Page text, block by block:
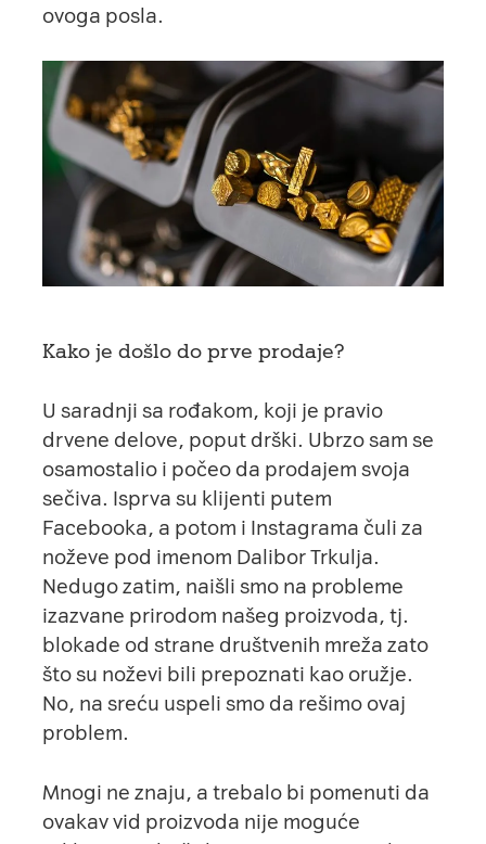
ovoga posla.
Kako je došlo do prve prodaje?
U saradnji sa rođakom, koji je pravio
drvene delove, poput drški. Ubrzo sam se
osamostalio i počeo da prodajem svoja
sečiva. Isprva su klijenti putem
Facebooka, a potom i Instagrama čuli za
noževe pod imenom Dalibor Trkulja.
Nedugo zatim, naišli smo na probleme
izazvane prirodom našeg proizvoda, tj.
blokade od strane društvenih mreža zato
što su noževi bili prepoznati kao oružje.
No, na sreću uspeli smo da rešimo ovaj
problem.
Mnogi ne znaju, a trebalo bi pomenuti da
ovakav vid proizvoda nije moguće